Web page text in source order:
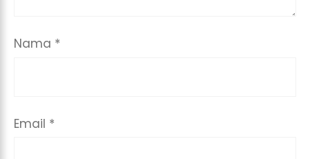
Nama *
Email *